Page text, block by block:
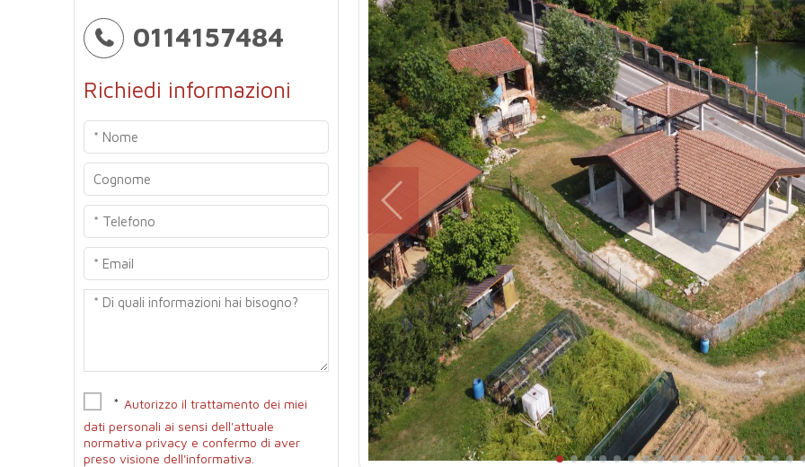
0114157484
Richiedi informazioni
* Autorizzo il trattamento dei miei
dati personali ai sensi dell'attuale
normativa privacy e confermo di aver
preso visione dell'informativa.